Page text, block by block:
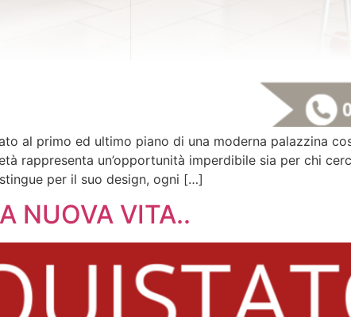
al primo ed ultimo piano di una moderna palazzina
rappresenta un’opportunità imperdibile sia per chi
per il suo design, ogni […]
NUOVA VITA..